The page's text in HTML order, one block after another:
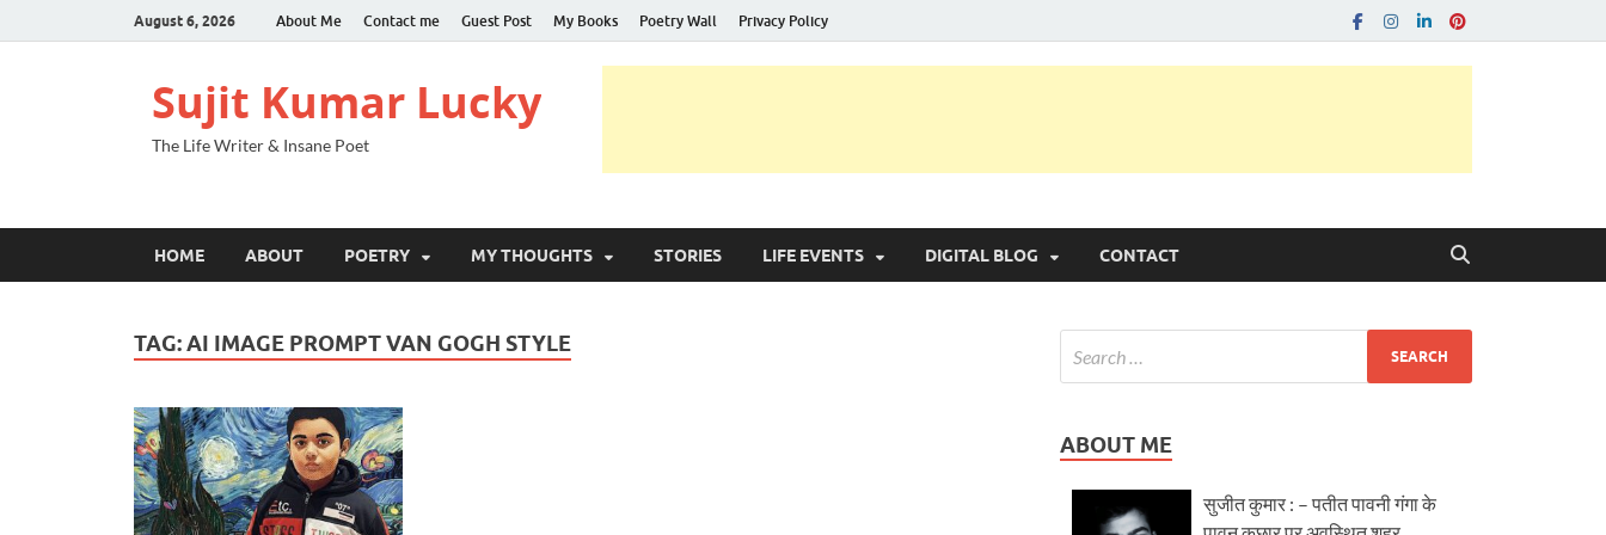
August 6, 2026 About Me Contact me Guest Post My Books Poetry Wall Privacy Policy
Sujit Kumar Lucky
The Life Writer & Insane Poet
HOME ABOUT POETRY MY THOUGHTS STORIES LIFE EVENTS DIGITAL BLOG CONTACT
TAG:AI IMAGE PROMPT VAN GOGH STYLE
ABOUT ME
सुजीत कुमार : – पतीत पावनी गंगा के